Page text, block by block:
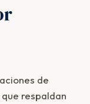
de
respaldan